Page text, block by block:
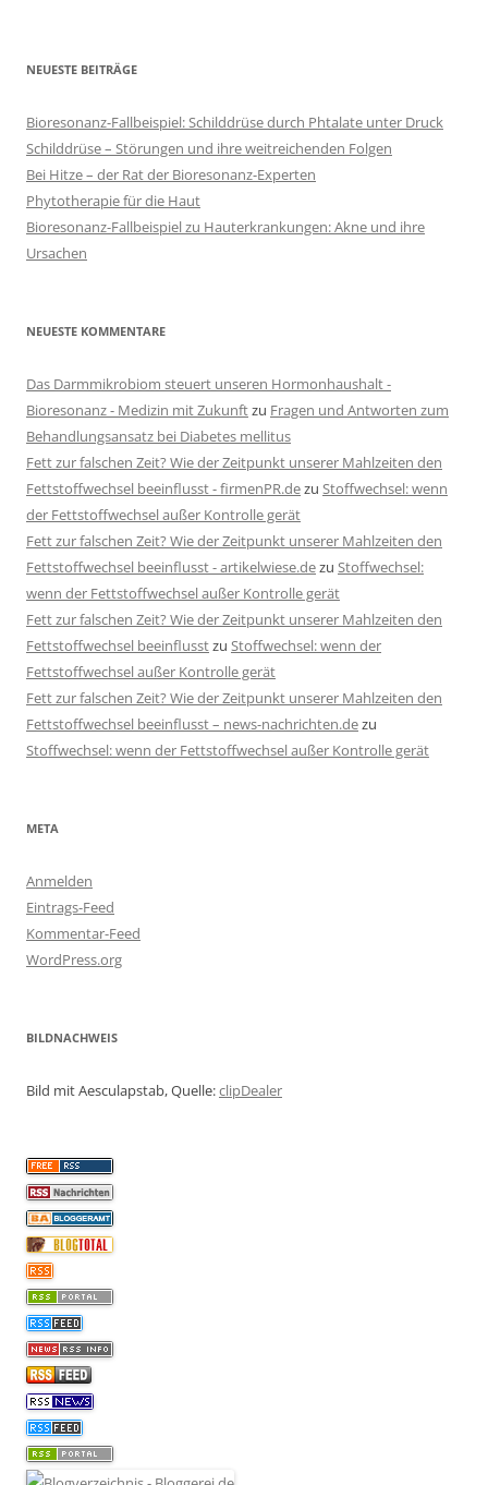
NEUESTE BEITRÄGE
Bioresonanz-Fallbeispiel: Schilddrüse durch Phtalate unter Druck
Schilddrüse – Störungen und ihre weitreichenden Folgen
Bei Hitze – der Rat der Bioresonanz-Experten
Phytotherapie für die Haut
Bioresonanz-Fallbeispiel zu Hauterkrankungen: Akne und ihre
Ursachen
NEUESTE KOMMENTARE
Das Darmmikrobiom steuert unseren Hormonhaushalt -
Bioresonanz - Medizin mit Zukunftzu Fragen und Antworten zum
Behandlungsansatz bei Diabetes mellitus
Fett zur falschen Zeit? Wie der Zeitpunkt unserer Mahlzeiten den
Fettstoffwechsel beeinflusst - firmenPR.dezu Stoffwechsel: wenn
der Fettstoffwechsel außer Kontrolle gerät
Fett zur falschen Zeit? Wie der Zeitpunkt unserer Mahlzeiten den
Fettstoffwechsel beeinflusst - artikelwiese.dezu Stoffwechsel:
wenn der Fettstoffwechsel außer Kontrolle gerät
Fett zur falschen Zeit? Wie der Zeitpunkt unserer Mahlzeiten den
Fettstoffwechsel beeinflusstzu Stoffwechsel: wenn der
Fettstoffwechsel außer Kontrolle gerät
Fett zur falschen Zeit? Wie der Zeitpunkt unserer Mahlzeiten den
Fettstoffwechsel beeinflusst – news-nachrichten.dezu
Stoffwechsel: wenn der Fettstoffwechsel außer Kontrolle gerät
META
Anmelden
Eintrags-Feed
Kommentar-Feed
WordPress.org
BILDNACHWEIS
Bild mit Aesculapstab, Quelle:clipDealer